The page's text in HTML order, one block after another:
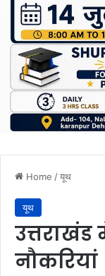
Home /यूथ
यूथ
नौकरियां